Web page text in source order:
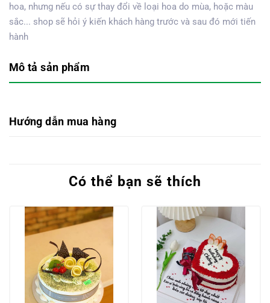
hoa, nhưng nếu có sự thay đổi về loại hoa do mùa, hoặc màu
sắc... shop sẽ hỏi ý kiến khách hàng trước và sau đó mới tiến
hành
Mô tả sản phẩm
Hướng dẫn mua hàng
Có thể bạn sẽ thích